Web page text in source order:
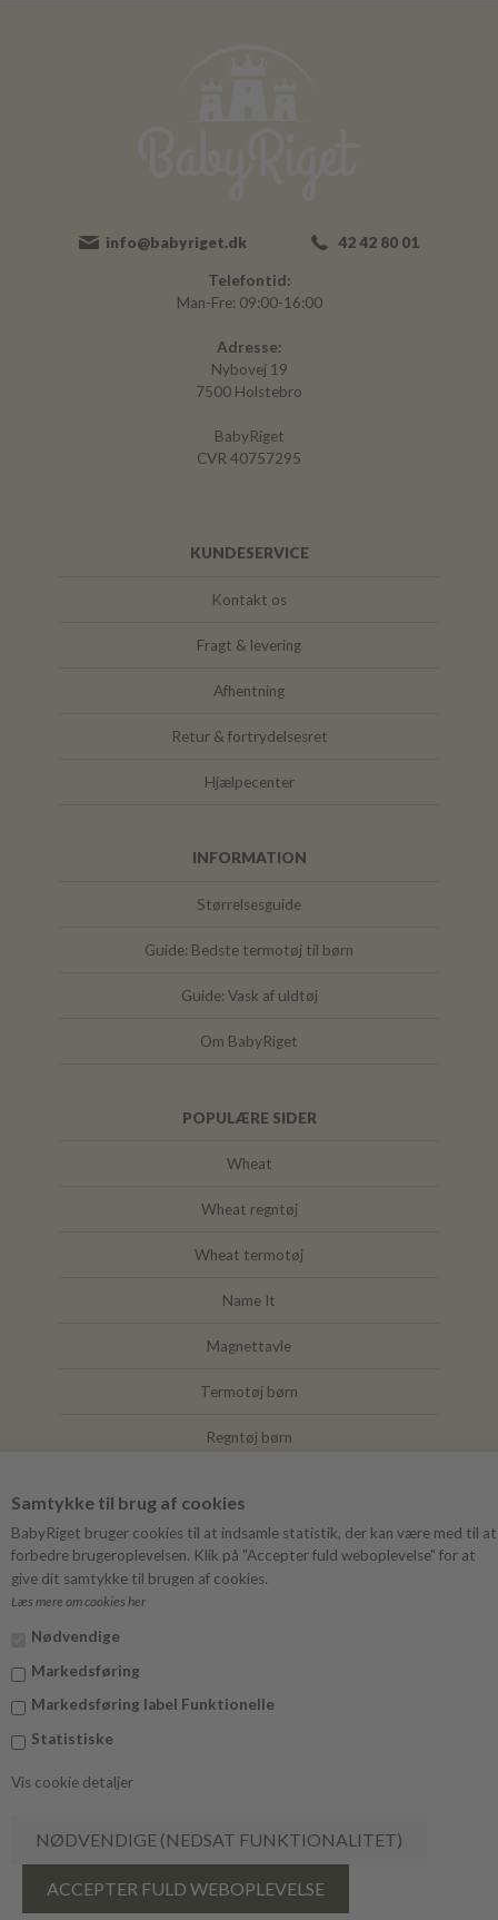
Samtykke til brug af cookies
BabyRiget bruger cookies til at indsamle statistik, der kan være med til at
forbedre brugeroplevelsen. Klik på "Accepter fuld weboplevelse" for at
give dit samtykke til brugen af cookies.
Læs mere om cookies her
Nødvendige
Markedsføring
Markedsføring label Funktionelle
Statistiske
Vis cookie detaljer
info@babyriget.dk 42 42 80 01
Telefontid:
Man-Fre: 09:00-16:00
Adresse:
Nybovej 19
7500 Holstebro
BabyRiget
CVR 40757295
KUNDESERVICE
Kontakt os
Fragt & levering
Afhentning
Retur & fortrydelsesret
Hjælpecenter
INFORMATION
Størrelsesguide
Guide: Bedste termotøj til børn
Guide: Vask af uldtøj
Om BabyRiget
POPULÆRE SIDER
Wheat
Wheat regntøj
Wheat termotøj
Name It
Magnettavle
Termotøj børn
Regntøj børn
Mushie
Facebook